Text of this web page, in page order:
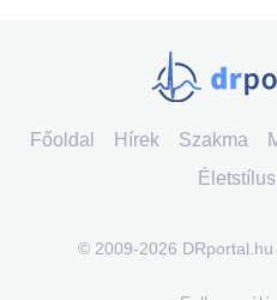
Főoldal Hírek Szakma
Életstílus
© 2009-2026